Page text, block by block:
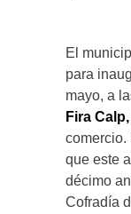
El
para
mayo, a
Fira Calp,
comercio.
que este
décimo
Cofradía